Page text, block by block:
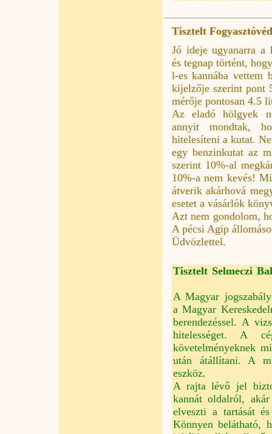
Tisztelt
Jó ideje ugyanarra a
és tegnap történt,
l-es kannába vettem
kijelzője szerint pont
mérője pontosan 4.5
Az eladó hölgyek
annyit mondtak,
hitelesíteni a kutat.
egy benzinkutat az
szerint 10%-al
10%-a nem kevés!
átverik akárhová
esetet a vásárlók
Azt nem gondolom,
A pécsi Agip
Üdvözlettel.
Tisztelt Selmeczi
A Magyar
a Magyar
berendezéssel. A
hitelességet. A
követelményeknek
után átállítani. A
eszköz.
A rajta lévő jel
kannát oldalról,
elveszti a tartását
Könnyen belátható,